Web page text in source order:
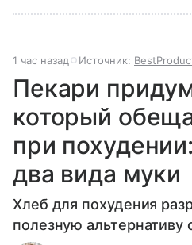
1 час назад Источник:
Пекари
который
при
два вида муки
Хлеб для похудения
полезную альтернативу